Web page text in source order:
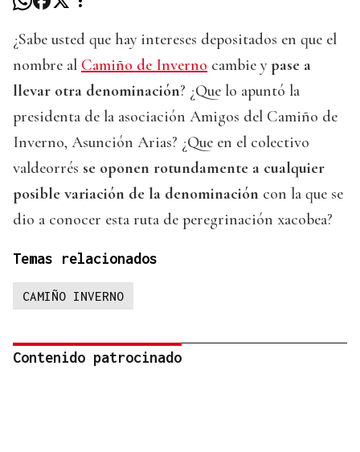
¿Sabe usted que hay intereses depositados en que el
nombre al Camiño de Inverno cambie ypase a
llevar otra denominación? ¿Que lo apuntó la
presidenta de la asociación Amigos del Camiño de
Inverno, Asunción Arias? ¿Que en el colectivo
valdeorrés se oponen rotundamente a cualquier
posible variación de la denominación con la que se
dio a conocer esta ruta de peregrinación xacobea?
Temas relacionados
CAMIÑO INVERNO
Contenido patrocinado